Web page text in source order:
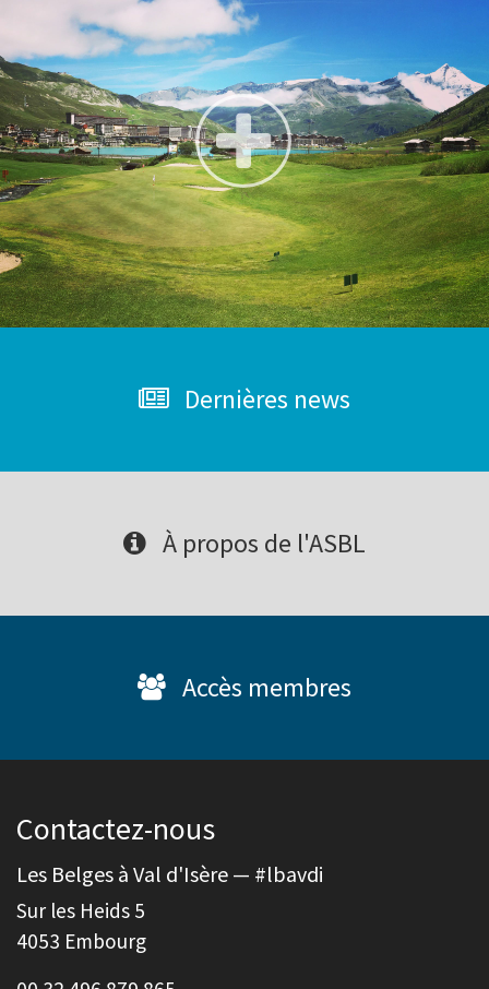
Dernières news
À propos de l'ASBL
Accès membres
Contactez-nous
Les Belges à Val d'Isère — #lbavdi
Sur les Heids 5
4053 Embourg